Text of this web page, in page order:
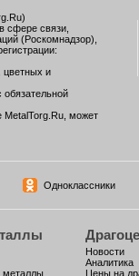
сфере связи,
(Роскомнадзор),
цветных и
может
Одноклассники
металлы
Новости
Аналитика
Цены на